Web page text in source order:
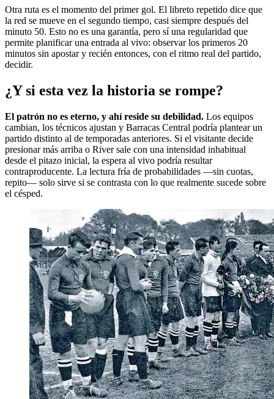
Otra ruta es el momento del primer gol. El libreto repetido dice que
la red se mueve en el segundo tiempo, casi siempre después del
minuto 50. Esto no es una garantía, pero sí una regularidad que
permite planificar una entrada al vivo: observar los primeros 20
minutos sin apostar y recién entonces, con el ritmo real del partido,
decidir.
¿Y si esta vez la historia se rompe?
El patrón no es eterno, y ahí reside su debilidad. Los equipos
cambian, los técnicos ajustan y Barracas Central podría plantear un
partido distinto al de temporadas anteriores. Si el visitante decide
presionar más arriba o River sale con una intensidad inhabitual
desde el pitazo inicial, la espera al vivo podría resultar
contraproducente. La lectura fría de probabilidades —sin cuotas,
repito— solo sirve si se contrasta con lo que realmente sucede sobre
el césped.